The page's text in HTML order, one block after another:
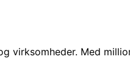
virksomheder. Med